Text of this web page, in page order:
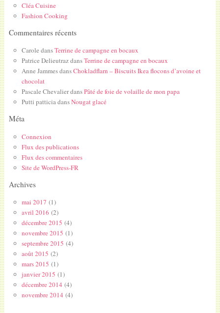
Cléa Cuisine
Fashion Cooking
Commentaires récents
Carole dansTerrine de campagne en bocaux
Patrice DelieutrazdansTerrine de campagne en bocaux
Anne JammesdansChokladflarn – Biscuits Ikea flocons d’avoine et
chocolat
Pascale ChevalierdansPâté de foie de volaille de mon papa
Putti patticiadansNougat glacé
Méta
Connexion
Flux des publications
Flux des commentaires
Site de WordPress-FR
Archives
mai 2017 (1)
avril 2016 (2)
décembre 2015 (4)
novembre 2015 (1)
septembre 2015 (4)
août 2015 (2)
mars 2015 (1)
janvier 2015 (1)
décembre 2014(4)
novembre 2014(4)